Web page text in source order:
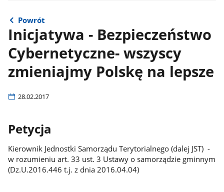
Powrót
Inicjatywa - Bezpieczeństwo
Cybernetyczne- wszyscy
zmieniajmy Polskę na lepsze
28.02.2017
Petycja
Kierownik Jednostki Samorządu Terytorialnego (dalej JST) -
w rozumieniu art. 33 ust. 3 Ustawy o samorządzie gminnym
(Dz.U.2016.446 t.j. z dnia 2016.04.04)